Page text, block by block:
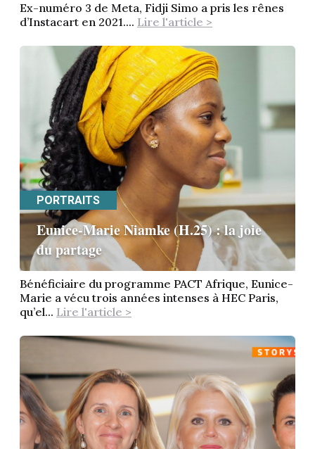
Ex-numéro 3 de Meta, Fidji Simo a pris les rênes
d’Instacart en 2021.... Lire l'article >
PORTRAITS
Eunice-Marie Niamke (H.25) : la joie
du partage
Bénéficiaire du programme PACT Afrique, Eunice-
Marie a vécu trois années intenses à HEC Paris,
qu’el... Lire l'article >